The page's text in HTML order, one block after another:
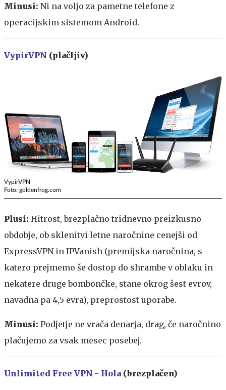
Minusi: Ni na voljo za pametne telefone z
operacijskim sistemom Android.
VypirVPN (plačljiv)
VypirVPN
Foto: goldenfrog.com
Plusi: Hitrost, brezplačno tridnevno preizkusno
obdobje, ob sklenitvi letne naročnine cenejši od
ExpressVPN in IPVanish (premijska naročnina, s
katero prejmemo še dostop do shrambe v oblaku in
nekatere druge bombončke, stane okrog šest evrov,
navadna pa 4,5 evra), preprostost uporabe.
Minusi: Podjetje ne vrača denarja, drag, če naročnino
plačujemo za vsak mesec posebej.
Unlimited Free VPN - Hola (brezplačen)